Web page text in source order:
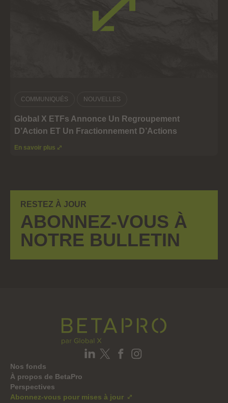
COMMUNIQUÉS NOUVELLES
Global X ETFs Annonce Un Regroupement
D’Action ET Un Fractionnement D’Actions
En savoir plus
RESTEZ À JOUR
ABONNEZ-VOUS À
NOTRE BULLETIN
Nos fonds
À propos de BetaPro
Perspectives
Abonnez-vous pour mises à jour